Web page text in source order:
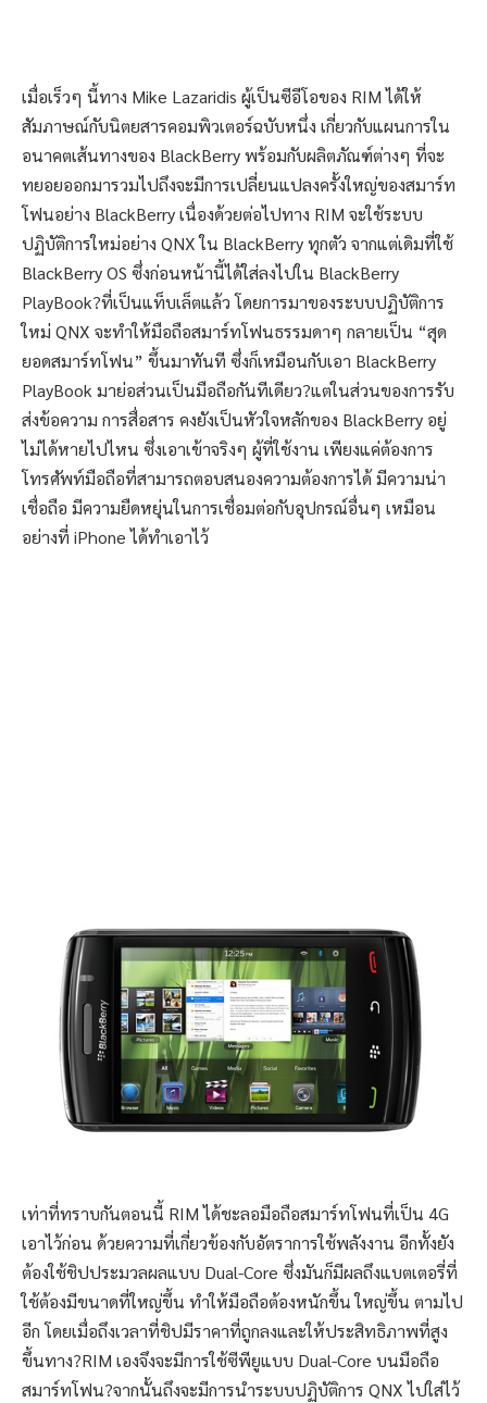
เมื่อเร็วๆ นี้ทาง Mike Lazaridis ผู้เป็นซีอีโอของ RIM ได้ให้
สัมภาษณ์กับนิตยสารคอมพิวเตอร์ฉบับหนึ่ง เกี่ยวกับแผนการใน
อนาคตเส้นทางของ BlackBerry พร้อมกับผลิตภัณฑ์ต่างๆ ที่จะ
ทยอยออกมารวมไปถึงจะมีการเปลี่ยนแปลงครั้งใหญ่ของสมาร์ท
โฟนอย่าง BlackBerry เนื่องด้วยต่อไปทาง RIM จะใช้ระบบ
ปฏิบัติการใหม่อย่าง QNX ใน BlackBerry ทุกตัว จากแต่เดิมที่ใช้
BlackBerry OS ซึ่งก่อนหน้านี้ได้ใส่ลงไปใน BlackBerry
PlayBook?ที่เป็นแท็บเล็ตแล้ว โดยการมาของระบบปฏิบัติการ
ใหม่ QNX จะทำให้มือถือสมาร์ทโฟนธรรมดาๆ กลายเป็น “สุด
ยอดสมาร์ทโฟน” ขึ้นมาทันที ซึ่งก็เหมือนกับเอา BlackBerry
PlayBook มาย่อส่วนเป็นมือถือกันทีเดียว?แต่ในส่วนของการรับ
ส่งข้อความ การสื่อสาร คงยังเป็นหัวใจหลักของ BlackBerry อยู่
ไม่ได้หายไปไหน ซึ่งเอาเข้าจริงๆ ผู้ที่ใช้งาน เพียงแค่ต้องการ
โทรศัพท์มือถือที่สามารถตอบสนองความต้องการได้ มีความน่า
เชื่อถือ มีความยืดหยุ่นในการเชื่อมต่อกับอุปกรณ์อื่นๆ เหมือน
อย่างที่ iPhone ได้ทำเอาไว้
เท่าที่ทราบกันตอนนี้ RIM ได้ชะลอมือถือสมาร์ทโฟนที่เป็น 4G
เอาไว้ก่อน ด้วยความที่เกี่ยวข้องกับอัตราการใช้พลังงาน อีกทั้งยัง
ต้องใช้ชิปประมวลผลแบบ Dual-Core ซึ่งมันก็มีผลถึงแบตเตอรี่ที่
ใช้ต้องมีขนาดที่ใหญ่ขึ้น ทำให้มือถือต้องหนักขึ้น ใหญ่ขึ้น ตามไป
อีก โดยเมื่อถึงเวลาที่ชิปมีราคาที่ถูกลงและให้ประสิทธิภาพที่สูง
ขึ้นทาง?RIM เองจึงจะมีการใช้ซีพียูแบบ Dual-Core บนมือถือ
สมาร์ทโฟน?จากนั้นถึงจะมีการนำระบบปฏิบัติการ QNX ไปใส่ไว้